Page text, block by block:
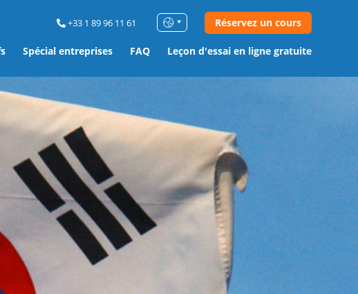
Spécial entreprises FAQ Leçon d'essai en ligne gratuite
+33 1 89 96 11 61 Réservez un cours